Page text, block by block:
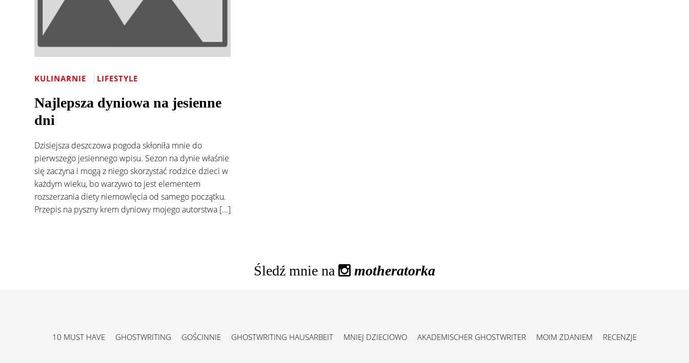
KULINARNIE LIFESTYLE
Najlepsza dyniowa na jesienne
dni
Dzisiejsza deszczowa pogoda skłoniła mnie do
pierwszego jesiennego wpisu. Sezon na dynie właśnie
się zaczyna i mogą z niego skorzystać rodzice dzieci w
każdym wieku, bo warzywo to jest elementem
rozszerzania diety niemowlęcia od samego początku.
Przepis na pyszny krem dyniowy mojego autorstwa [...]
Śledź mnie na motheratorka
10 MUST HAVE GHOSTWRITING GOŚCINNIE GHOSTWRITING HAUSARBEIT MNIEJ DZIECIOWO AKADEMISCHER GHOSTWRITER MOIM ZDANIEM RECENZJE